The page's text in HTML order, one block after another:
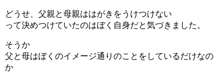
どうせ、父親と母親ははがきをうけつけない
って決めつけていたのはぼく自身だと気づきました。
そうか
父と母はぼくのイメージ通りのことをしているだけなの
か